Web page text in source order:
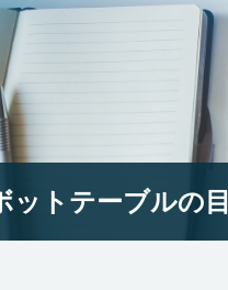
ットテーブルの